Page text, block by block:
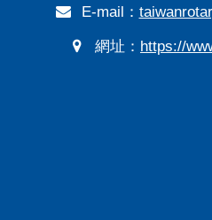
E-mail：
網址： https://